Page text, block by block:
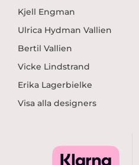
Kjell Engman
Ulrica Hydman Vallien
Bertil Vallien
Vicke Lindstrand
Erika Lagerbielke
Visa alla designers